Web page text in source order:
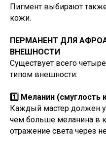
Пигмент выбирают
кожи.
ПЕРМАНЕНТ ДЛЯ
ВНЕШНОСТИ
Существует всего
типом внешности:
1️⃣ Меланин (смуглость
Каждый мастер должен
чем больше меланина в
отражение света через